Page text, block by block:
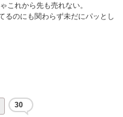
これから先も売れない。
るのにも関わらず未だにパッとし
30